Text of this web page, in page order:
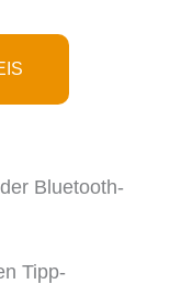
Bluetooth-
Tipp-